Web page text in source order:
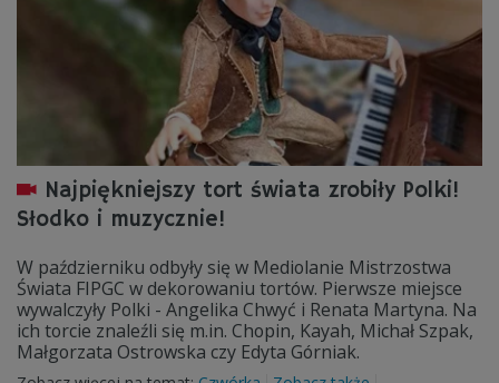
Najpiękniejszy tort świata zrobiły Polki!
Słodko i muzycznie!
W październiku odbyły się w Mediolanie Mistrzostwa
Świata FIPGC w dekorowaniu tortów. Pierwsze miejsce
wywalczyły Polki - Angelika Chwyć i Renata Martyna. Na
ich torcie znaleźli się m.in. Chopin, Kayah, Michał Szpak,
Małgorzata Ostrowska czy Edyta Górniak.